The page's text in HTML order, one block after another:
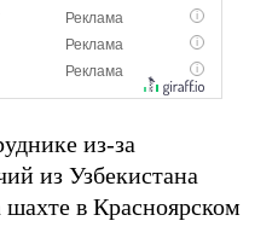
из-за
из Узбекистана
в Красноярском